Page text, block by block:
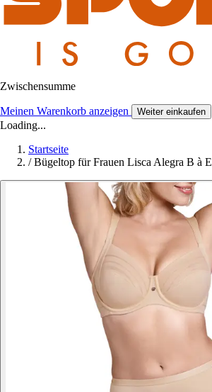
Zwischensumme
Meinen Warenkorb anzeigen Weiter einkaufen
Loading...
Startseite
/ Bügeltop für Frauen Lisca Alegra B à E